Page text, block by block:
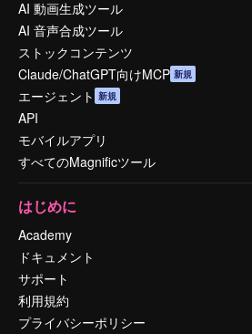
AI 動画生成ツール
AI 音声合成ツール
ストックコンテンツ
Claude/ChatGPT向けMCP 新規
エージェント 新規
API
モバイルアプリ
すべてのMagnificツール
はじめに
Academy
ドキュメント
サポート
利用規約
プライバシーポリシー